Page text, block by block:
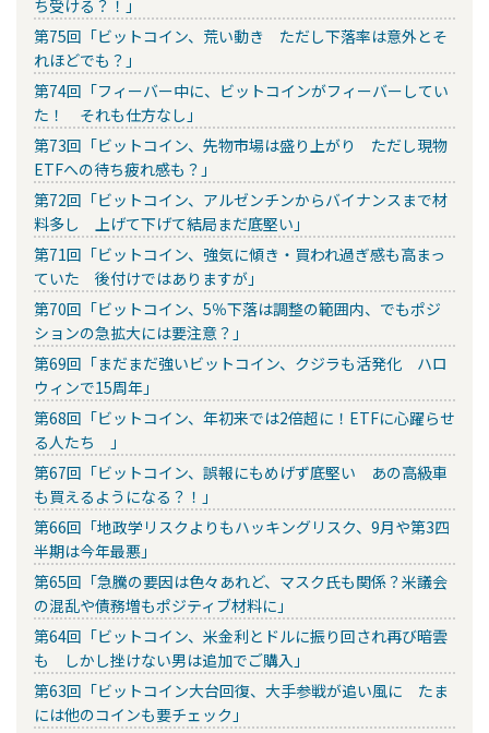
ち受ける？！」
第75回「ビットコイン、荒い動き ただし下落率は意外とそ
れほどでも？」
第74回「フィーバー中に、ビットコインがフィーバーしてい
た！ それも仕方なし」
第73回「ビットコイン、先物市場は盛り上がり ただし現物
ETFへの待ち疲れ感も？」
第72回「ビットコイン、アルゼンチンからバイナンスまで材
料多し 上げて下げて結局まだ底堅い」
第71回「ビットコイン、強気に傾き・買われ過ぎ感も高まっ
ていた 後付けではありますが」
第70回「ビットコイン、5％下落は調整の範囲内、でもポジ
ションの急拡大には要注意？」
第69回「まだまだ強いビットコイン、クジラも活発化 ハロ
ウィンで15周年」
第68回「ビットコイン、年初来では2倍超に！ETFに心躍らせ
る人たち 」
第67回「ビットコイン、誤報にもめげず底堅い あの高級車
も買えるようになる？！」
第66回「地政学リスクよりもハッキングリスク、9月や第3四
半期は今年最悪」
第65回「急騰の要因は色々あれど、マスク氏も関係？米議会
の混乱や債務増もポジティブ材料に」
第64回「ビットコイン、米金利とドルに振り回され再び暗雲
も しかし挫けない男は追加でご購入」
第63回「ビットコイン大台回復、大手参戦が追い風に たま
には他のコインも要チェック」